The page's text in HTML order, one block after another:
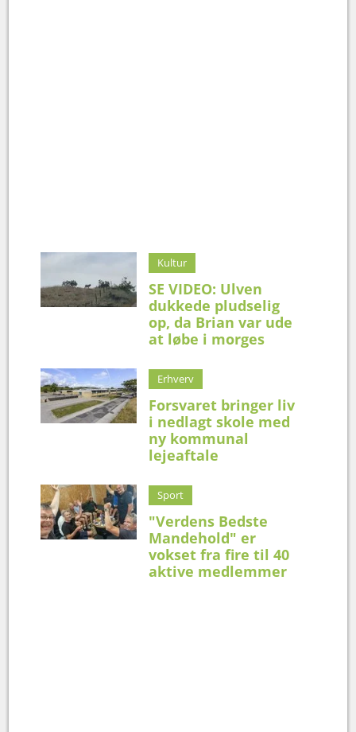
Kultur
SE VIDEO: Ulven
dukkede pludselig
op, da Brian var ude
at løbe i morges
Erhverv
Forsvaret bringer liv
i nedlagt skole med
ny kommunal
lejeaftale
Sport
"Verdens Bedste
Mandehold" er
vokset fra fire til 40
aktive medlemmer